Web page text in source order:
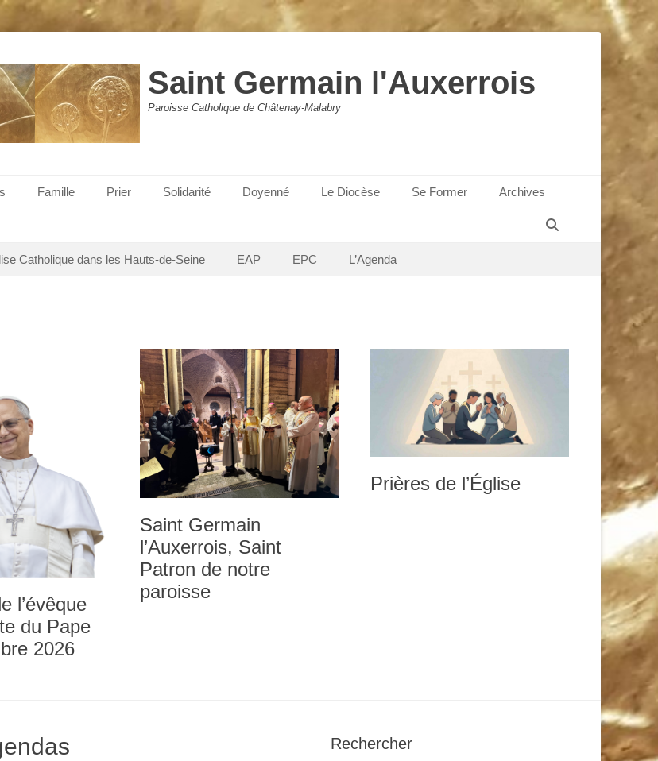
Saint Germain l'Auxerrois
Paroisse Catholique de Châtenay-Malabry
Famille Prier Solidarité Doyenné Le Diocèse Se Former
Archives
Recherche
Catholique dans les Hauts-de-Seine EAP EPC L’Agenda
l’évêque
du Pape
2026
Saint Germain
l’Auxerrois, Saint
Patron de notre
paroisse
Prières de l’Église
Rechercher